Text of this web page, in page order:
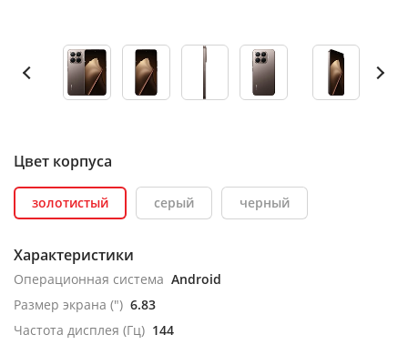
Цвет корпуса
золотистый серый черный
Характеристики
Операционная система Android
Размер экрана (") 6.83
Частота дисплея (Гц) 144